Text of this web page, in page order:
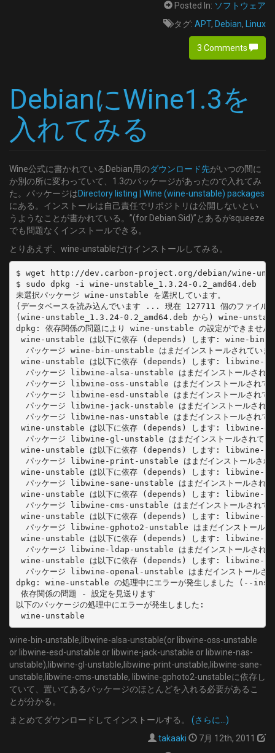
Posted In: ソフトウェア
タグ: APT, Debian, Linux
3 Comments
DebianにWine1.3を
入れてみる
Wine公式に書かれているDebian用のダウンロード先がいつの間に
か別の所に変わっていて、1.3のパッケージがあったので入れてみ
た。パッケージはDirectory listing | Wine (wine-unstable) packages
にある。インストールは自己責任でリポジトリは公開しないとい
うようなことが書かれている。”(for Debian Sid)”とあるがsqueeze
でも問題なくインストールできる。
とりあえず、wine-unstableだけインストールしてみる。
$ wget http://dev.carbon-project.org/debian/wine-
$ sudo dpkg -i wine-unstable_1.3.24-0.2_amd64.deb
未選択パッケージ wine-unstable を選択しています。
(データベースを読み込んでいます ... 現在 127711 個のファイルと
(wine-unstable_1.3.24-0.2_amd64.deb から) wine-
dpkg: 依存関係の問題により wine-unstable の設定ができません:
wine-unstable は以下に依存 (depends) します: wine-
パッケージ wine-bin-unstable はまだインストールされていま
wine-unstable は以下に依存 (depends) します:
パッケージ libwine-alsa-unstable はまだインストールされて
パッケージ libwine-oss-unstable はまだインストールされて
パッケージ libwine-esd-unstable はまだインストールされて
パッケージ libwine-jack-unstable はまだインストールされて
パッケージ libwine-nas-unstable はまだインストールされて
wine-unstable は以下に依存 (depends) します:
パッケージ libwine-gl-unstable はまだインストールされてい
wine-unstable は以下に依存 (depends) します:
パッケージ libwine-print-unstable はまだインストールされ
wine-unstable は以下に依存 (depends) します:
パッケージ libwine-sane-unstable はまだインストールされて
wine-unstable は以下に依存 (depends) します:
パッケージ libwine-cms-unstable はまだインストールされて
wine-unstable は以下に依存 (depends) します:
パッケージ libwine-gphoto2-unstable はまだインストールさ
wine-unstable は以下に依存 (depends) します:
パッケージ libwine-ldap-unstable はまだインストールされて
wine-unstable は以下に依存 (depends) します:
パッケージ libwine-openal-unstable はまだインストールされ
dpkg: wine-unstable の処理中にエラーが発生しました (--
依存関係の問題 - 設定を見送ります
以下のパッケージの処理中にエラーが発生しました:
wine-unstable
wine-bin-unstable,libwine-alsa-unstable(or libwine-oss-unstable
or libwine-esd-unstable or libwine-jack-unstable or libwine-nas-
unstable),libwine-gl-unstable,libwine-print-unstable,libwine-sane-
unstable,libwine-cms-unstable, libwine-gphoto2-unstableに依存し
ていて、置いてあるパッケージのほとんどを入れる必要があるこ
とが分かる。
まとめてダウンロードしてインストールする。 (さらに…)
takaaki
7月 12th, 2011